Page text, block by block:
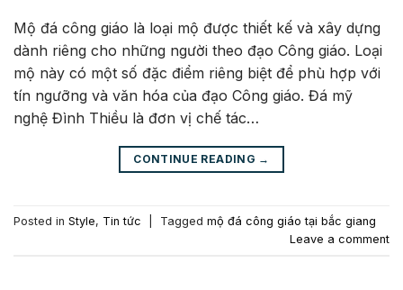
Mộ đá công giáo là loại mộ được thiết kế và xây dựng
dành riêng cho những người theo đạo Công giáo. Loại
mộ này có một số đặc điểm riêng biệt để phù hợp với
tín ngưỡng và văn hóa của đạo Công giáo. Đá mỹ
nghệ Đình Thiều là đơn vị chế tác…
CONTINUE READING →
Posted in Style, Tin tức Tagged mộ đá công giáo tại bắc giang
Leave a comment